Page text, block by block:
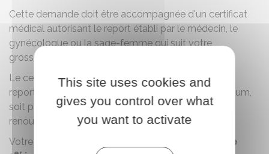
Cette demande doit être accompagnée d'un certificat
médical autorisant le report établi par le médecin, le
gynécologue ou la sage-femme qui suit votre
grossesse.
Le certificat médical précise le nombre de jours à
reporter, soit en 1 seule fois pour 3 semaines maximum,
soit pour une durée fixée par votre médecin et
renouvelable dans la limite de 3 semaines.
Votre demande doit être présentée
au plus tard le
This site uses cookies and
gives you control over what
you want to activate